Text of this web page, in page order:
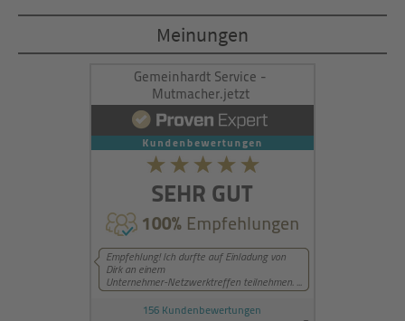
powered byUsercentrics Consent
Management Platform&eRecht24
Meinungen